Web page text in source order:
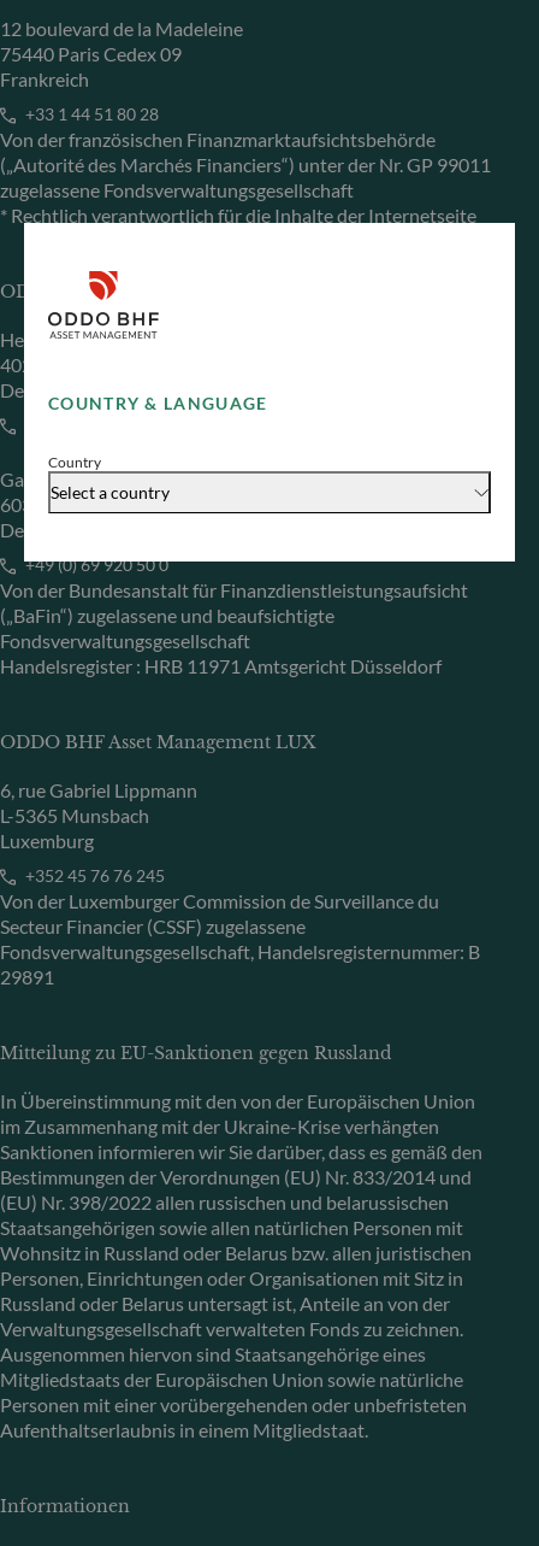
COUNTRY & LANGUAGE
Country
Select a country
12 boulevard de la Madeleine
75440 Paris Cedex 09
Frankreich
+33 1 44 51 80 28
Von der französischen Finanzmarktaufsichtsbehörde
(„Autorité des Marchés Financiers“) unter der Nr. GP 99011
zugelassene Fondsverwaltungsgesellschaft
* Rechtlich verantwortlich für die Inhalte der Internetseite
ODDO BHF Asset Management GmbH
Herzogstraße 15
40217 Düsseldorf
Deutschland
Gallusanlage 8
60329 Frankfurt am Main
Deutschland
+49 (0) 69 920 50 0
Von der Bundesanstalt für Finanzdienstleistungsaufsicht
(„BaFin“) zugelassene und beaufsichtigte
Fondsverwaltungsgesellschaft
Handelsregister : HRB 11971 Amtsgericht Düsseldorf
ODDO BHF Asset Management LUX
6, rue Gabriel Lippmann
L-5365 Munsbach
Luxemburg
+352 45 76 76 245
Von der Luxemburger Commission de Surveillance du
Secteur Financier (CSSF) zugelassene
Fondsverwaltungsgesellschaft, Handelsregisternummer: B
29891
Mitteilung zu EU-Sanktionen gegen Russland
In Übereinstimmung mit den von der Europäischen Union
im Zusammenhang mit der Ukraine-Krise verhängten
Sanktionen informieren wir Sie darüber, dass es gemäß den
Bestimmungen der Verordnungen (EU) Nr. 833/2014 und
(EU) Nr. 398/2022 allen russischen und belarussischen
Staatsangehörigen sowie allen natürlichen Personen mit
Wohnsitz in Russland oder Belarus bzw. allen juristischen
Personen, Einrichtungen oder Organisationen mit Sitz in
Russland oder Belarus untersagt ist, Anteile an von der
Verwaltungsgesellschaft verwalteten Fonds zu zeichnen.
Ausgenommen hiervon sind Staatsangehörige eines
Mitgliedstaats der Europäischen Union sowie natürliche
Personen mit einer vorübergehenden oder unbefristeten
Aufenthaltserlaubnis in einem Mitgliedstaat.
Informationen